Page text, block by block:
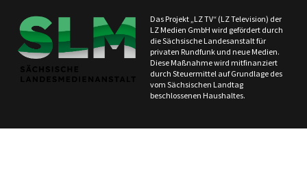
Das Projekt „LZ TV“ (LZ Television) der
LZ Medien GmbH wird gefördert durch
die Sächsische Landesanstalt für
privaten Rundfunk und neue Medien.
Diese Maßnahme wird mitfinanziert
durch Steuermittel auf Grundlage des
vom Sächsischen Landtag
beschlossenen Haushaltes.